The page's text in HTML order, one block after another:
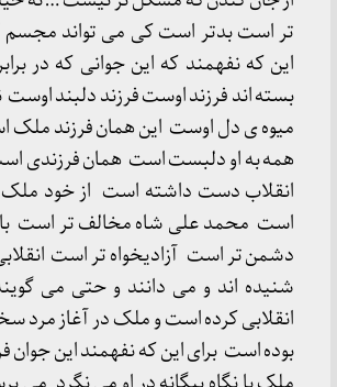
تر است بدتر است کی می تواند مجسم
این که نفهمند که این جوانی که در
بسته اند فرزند اوست فرزند دلبند
میوه ی دل اوست این همان فرزند
همه به او دلبست است همان فرزندی
انقلاب دست داشته است از خود ملک
است محمد علی شاه مخالف تر است
دشمن تر است آزادیخواه تر است
شنیده اند و می دانند و حتی می
انقلابی کرده است و ملک در آغاز مرد
بوده است برای این که نفهمند این